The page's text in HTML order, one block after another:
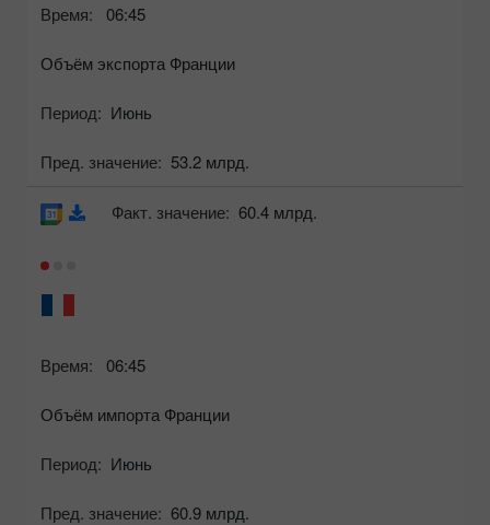
Время: 06:45
Объём экспорта Франции
Период: Июнь
Пред. значение: 53.2 млрд.
Время: 06:45
Объём импорта Франции
Период: Июнь
Пред. значение: 60.9 млрд.
Факт. значение: 60.4 млрд.